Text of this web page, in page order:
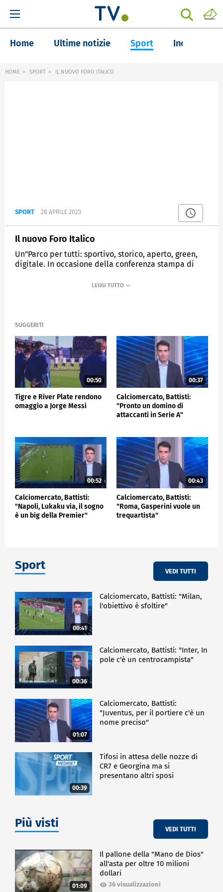
Home Ultime notizie Sport Inchieste
HOME SPORT IL NUOVO FORO ITALICO
SPORT 28 APRILE 2023
Il nuovo Foro Italico
Un"Parco per tutti: sportivo, storico, aperto, green,
digitale. In occasione della conferenza stampa di
degli"Internazionali Bnl d'Italia, Sport e Salute ha
riqualificazione e rigenerazione urbana finanziato
MEDIASET SPORTMEDIASET
SUGGERITI
00:50
Tigre e River Plate rendono
omaggio a Jorge Messi
00:37
Calciomercato, Battisti:
"Pronto un domino di
attaccanti in Serie A"
00:52
Calciomercato, Battisti:
"Napoli, Lukaku via, il sogno
è un big della Premier"
00:43
Calciomercato, Battisti:
"Roma, Gasperini vuole un
trequartista"
Sport VEDI TUTTI
00:41
Calciomercato, Battisti: "Milan,
l'obiettivo è sfoltire"
00:36
Calciomercato, Battisti: "Inter, In
pole c'è un centrocampista"
01:07
Calciomercato, Battisti:
"Juventus, per il portiere c'è un
nome preciso"
00:39
Tifosi in attesa delle nozze di
CR7 e Georgina ma si
presentano altri sposi
Più visti VEDI TUTTI
01:09
Il pallone della "Mano de Dios"
all'asta per oltre 10 milioni
dollari
36 visualizzazioni